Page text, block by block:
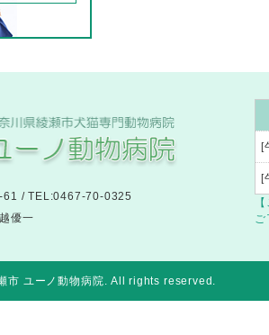
61 / TEL:0467-70-0325
優一
[
[
ご
市 ユーノ動物病院. All rights reserved.